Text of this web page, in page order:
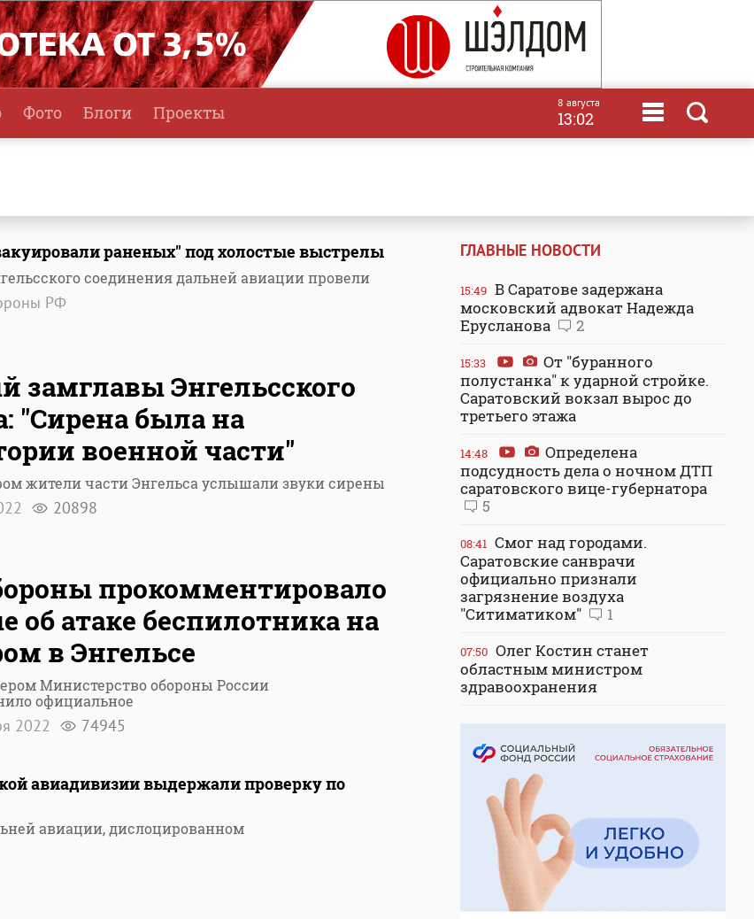
Фото Блоги Проекты 8 августа
13:02
раненых" под холостые выстрелы
соединения дальней авиации провели
РФ
замглавы Энгельсского
"Сирена была на
военной части"
жители части Энгельса услышали звуки сирены
20898
прокомментировало
об атаке беспилотника на
в Энгельсе
Министерство обороны России
официальное
2022 74945
авиадивизии выдержали проверку по
авиации, дислоцированном
ГЛАВНЫЕ НОВОСТИ
15:49 В Саратове задержана
московский адвокат Надежда
Ерусланова
2
15:33
От "буранного
полустанка" к ударной стройке.
Саратовский вокзал вырос до
третьего этажа
14:48
Определена
подсудность дела о ночном ДТП
саратовского вице-губернатора
5
08:41 Смог над городами.
Саратовские санврачи
официально признали
загрязнение воздуха
"Ситиматиком"
1
07:50 Олег Костин станет
областным министром
здравоохранения